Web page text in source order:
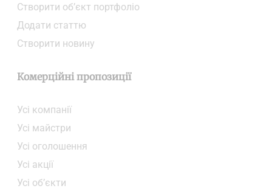
Створити об’єкт портфоліо
Додати статтю
Створити новину
Комерційні пропозиції
Усі компанії
Усі майстри
Усі оголошення
Усі акції
Усі об’єкти